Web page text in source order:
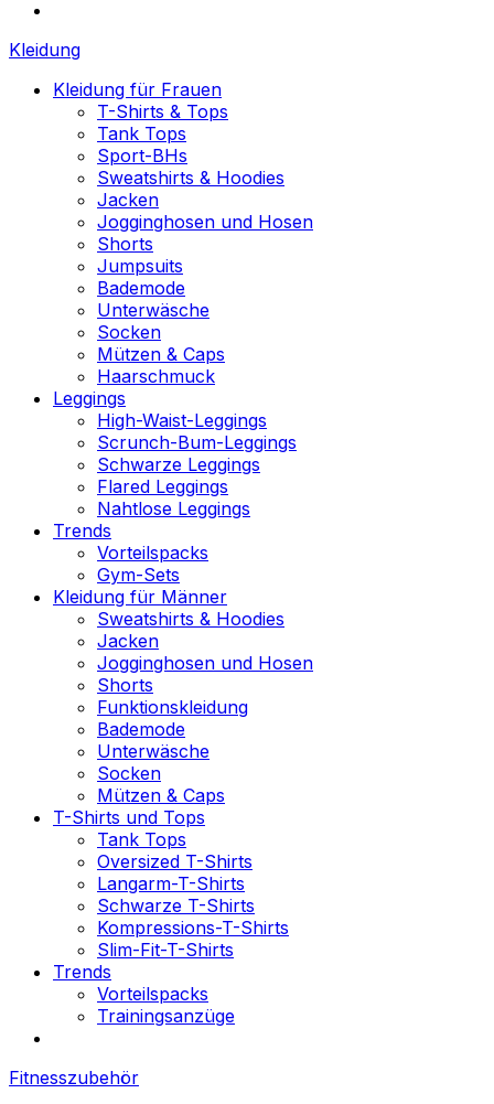
Kleidung
Kleidung für Frauen
T-Shirts & Tops
Tank Tops
Sport-BHs
Sweatshirts & Hoodies
Jacken
Jogginghosen und Hosen
Shorts
Jumpsuits
Bademode
Unterwäsche
Socken
Mützen & Caps
Haarschmuck
Leggings
High-Waist-Leggings
Scrunch-Bum-Leggings
Schwarze Leggings
Flared Leggings
Nahtlose Leggings
Trends
Vorteilspacks
Gym-Sets
Kleidung für Männer
Sweatshirts & Hoodies
Jacken
Jogginghosen und Hosen
Shorts
Funktionskleidung
Bademode
Unterwäsche
Socken
Mützen & Caps
T-Shirts und Tops
Tank Tops
Oversized T-Shirts
Langarm-T-Shirts
Schwarze T-Shirts
Kompressions-T-Shirts
Slim-Fit-T-Shirts
Trends
Vorteilspacks
Trainingsanzüge
Fitnesszubehör